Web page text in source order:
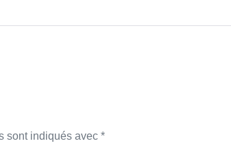
sont indiqués avec *